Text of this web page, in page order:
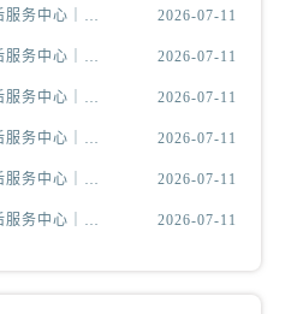
安徽省宣城市宣州区叠嶂西路积家售后服务中心（需提前预约）
亲身探访积家郑州官方售后服务中心｜服务热线与门店详细地址（2026年7月最新） 2026-07-11
亲身探访积家宁波官方售后服务中心｜网点地址与售后热线（2026年7月最新） 2026-07-11
亲身探访积家福州官方售后服务中心｜网点地址及官方热线（2026年7月最新） 2026-07-11
亲身探访积家天津官方售后服务中心｜网点地址与服务热线（2026年7月最新） 2026-07-11
亲身探访积家青岛官方售后服务中心｜最新热线及维修地址（2026年7月最新） 2026-07-11
亲身探访积家嘉兴官方售后服务中心｜服务热线及办公地址（2026年7月最新） 2026-07-11